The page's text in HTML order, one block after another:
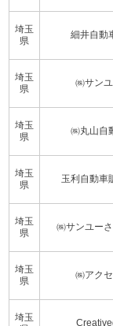
埼玉
県
細井自動
埼玉
県
㈱サン
埼玉
県
㈱丸山自
埼玉
県
玉利自動車
埼玉
県
㈱サンユー
埼玉
県
㈱アク
埼玉